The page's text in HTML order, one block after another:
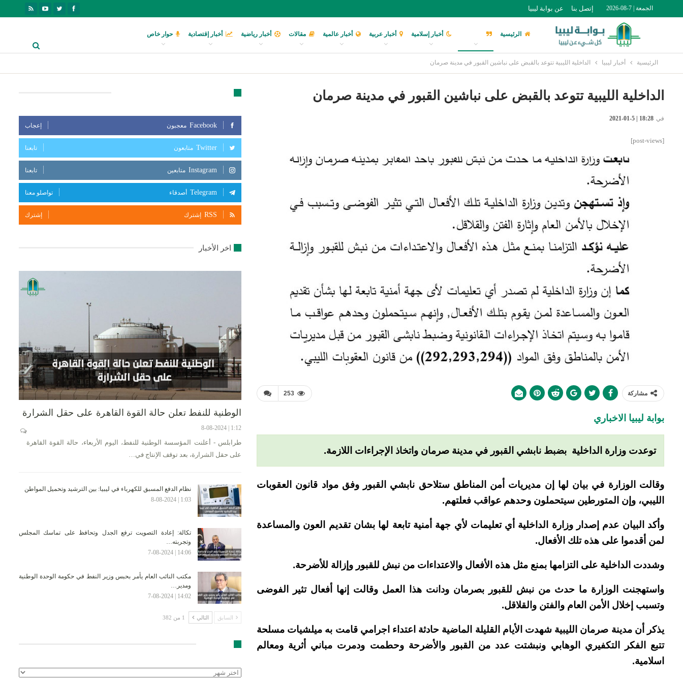
الجمعة | 7-08-2026 إتصل بنا عن بوابة ليبيا
الرئيسية أخبار إسلامية أخبار عربية أخبار عالمية مقالات أخبار رياضية أخبار إقتصادية حوار خاص
الرئيسية أخبار ليبيا الداخلية الليبية تتوعد بالقبض على نباشين القبور في مدينة صرمان
الداخلية الليبية تتوعد بالقبض على نباشين القبور في مدينة صرمان
في 18:28 | 5-01-2021
[post-views]
253 مشاركة
بوابة ليبيا الاخباري
توعدت وزارة الداخلية بضبط نابشي القبور في مدينة صرمان واتخاذ الإجراءات اللازمة.
وقالت الوزارة في بيان لها إن مديريات أمن المناطق ستلاحق نابشي القبور وفق مواد قانون العقوبات
الليبي، وإن المتورطين سيتحملون وحدهم عواقب فعلتهم.
وأكد البيان عدم إصدار وزارة الداخلية أي تعليمات لأي جهة أمنية تابعة لها بشان تقديم العون والمساعدة
لمن أقدموا على هذه تلك الأفعال.
وشددت الداخلية على التزامها بمنع مثل هذه الأفعال والاعتداءات من نبش للقبور وإزالة للأضرحة.
واستهجنت الوزارة ما حدث من نبش للقبور بصرمان ودانت هذا العمل وقالت إنها أفعال تثير الفوضى
وتسبب إخلال الأمن العام والفتن والقلاقل.
يذكر أن مدينة صرمان الليبية شهدت الأيام القليلة الماضية حادثة اعتداء اجرامي قامت به ميلشيات مسلحة
تتبع الفكر التكفيري الوهابي ونبشتت عدد من القبور والأضرحة وحطمت ودمرت مباني أثرية ومعالم
اسلامية.
Facebook معجبون إعجاب
Twitter متابعون تابعنا
Instagram متابعين تابعنا
Telegram أصدقاء تواصلو معنا
RSS إشترك إشترك
اخر الأخبار
الوطنية للنفط تعلن حالة القوة القاهرة على حقل الشرارة
1:12 | 8-08-2024
طرابلس - أعلنت المؤسسة الوطنية للنفط، اليوم الأربعاء، حالة القوة القاهرة
على حقل الشرارة، بعد توقف الإنتاج في…
نظام الدفع المسبق للكهرباء في ليبيا: بين الترشيد وتحميل المواطن
1:03 | 8-08-2024
تكالة: إعادة التصويت ترفع الجدل وتحافظ على تماسك المجلس
وتجربته…
14:06 | 7-08-2024
مكتب النائب العام يأمر بحبس وزير النفط في حكومة الوحدة الوطنية
ومدير…
14:02 | 7-08-2024
السابق التالي 1 من 382
الأرشيف